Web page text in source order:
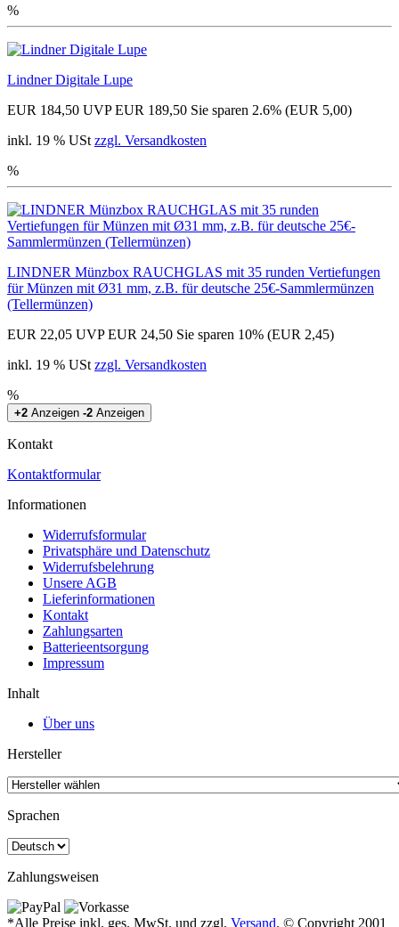
%
Lindner Digitale Lupe
EUR 184,50 UVP EUR 189,50 Sie sparen 2.6% (EUR 5,00)
inkl. 19 % USt zzgl. Versandkosten
%
LINDNER Münzbox RAUCHGLAS mit 35 runden Vertiefungen
für Münzen mit Ø31 mm, z.B. für deutsche 25€-Sammlermünzen
(Tellermünzen)
EUR 22,05 UVP EUR 24,50 Sie sparen 10% (EUR 2,45)
inkl. 19 % USt zzgl. Versandkosten
%
+2 Anzeigen -2 Anzeigen
Kontakt
Kontaktformular
Informationen
Widerrufsformular
Privatsphäre und Datenschutz
Widerrufsbelehrung
Unsere AGB
Lieferinformationen
Kontakt
Zahlungsarten
Batterieentsorgung
Impressum
Inhalt
Über uns
Hersteller
Sprachen
Zahlungsweisen
*Alle Preise inkl. ges. MwSt. und zzgl. Versand. © Copyright 2001